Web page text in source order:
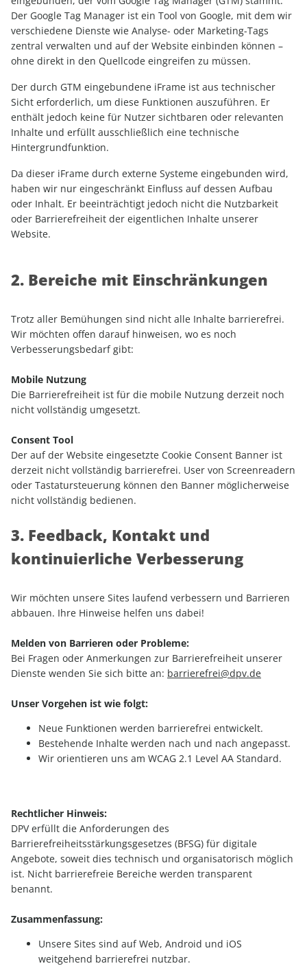
Der Google Tag Manager ist ein Tool von Google, mit dem wir
verschiedene Dienste wie Analyse- oder Marketing-Tags
zentral verwalten und auf der Website einbinden können –
ohne direkt in den Quellcode eingreifen zu müssen.
Der durch GTM eingebundene iFrame ist aus technischer
Sicht erforderlich, um diese Funktionen auszuführen. Er
enthält jedoch keine für Nutzer sichtbaren oder relevanten
Inhalte und erfüllt ausschließlich eine technische
Hintergrundfunktion.
Da dieser iFrame durch externe Systeme eingebunden wird,
haben wir nur eingeschränkt Einfluss auf dessen Aufbau
oder Inhalt. Er beeinträchtigt jedoch nicht die Nutzbarkeit
oder Barrierefreiheit der eigentlichen Inhalte unserer
Website.
2. Bereiche mit Einschränkungen
Trotz aller Bemühungen sind nicht alle Inhalte barrierefrei.
Wir möchten offen darauf hinweisen, wo es noch
Verbesserungsbedarf gibt:
Mobile Nutzung
Die Barrierefreiheit ist für die mobile Nutzung derzeit noch
nicht vollständig umgesetzt.
Consent Tool
Der auf der Website eingesetzte Cookie Consent Banner ist
derzeit nicht vollständig barrierefrei. User von Screenreadern
oder Tastatursteuerung können den Banner möglicherweise
nicht vollständig bedienen.
3. Feedback, Kontakt und
kontinuierliche Verbesserung
Wir möchten unsere Sites laufend verbessern und Barrieren
abbauen. Ihre Hinweise helfen uns dabei!
Melden von Barrieren oder Probleme:
Bei Fragen oder Anmerkungen zur Barrierefreiheit unserer
Dienste wenden Sie sich bitte an: barrierefrei@dpv.de
Unser Vorgehen ist wie folgt:
Neue Funktionen werden barrierefrei entwickelt.
Bestehende Inhalte werden nach und nach angepasst.
Wir orientieren uns am WCAG 2.1 Level AA Standard.
Rechtlicher Hinweis:
DPV erfüllt die Anforderungen des
Barrierefreiheitsstärkungsgesetzes (BFSG) für digitale
Angebote, soweit dies technisch und organisatorisch möglich
ist. Nicht barrierefreie Bereiche werden transparent
benannt.
Zusammenfassung:
Unsere Sites sind auf Web, Android und iOS
weitgehend barrierefrei nutzbar.